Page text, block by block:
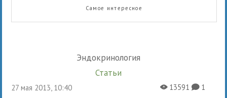
Самое интересное
Эндокринология
Статьи
27 мая 2013, 10:40 X13591K1